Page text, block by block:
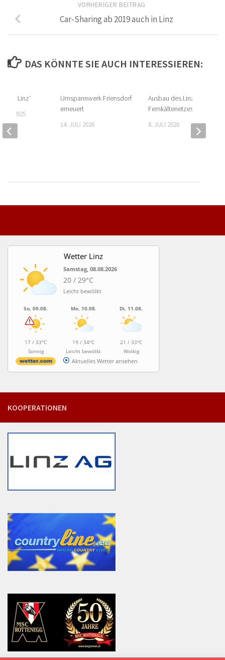
VORHERIGER BEITRAG
Car-Sharing ab 2019 auch in Linz
DAS KÖNNTE SIE AUCH INTERESSIEREN:
Umspannwerk Friensdorf
erneuert
14. JULI 2026
Ausbau des Linzer
Fernkältenetzes
8. JULI 2026
Linz‘
2025
Wetter Linz
Samstag, 08.08.2026
20 / 29°C
Leicht bewölkt
So, 09.08.
17 / 33°C
Sonnig
Mo, 10.08.
19 / 34°C
Leicht bewölkt
Di, 11.08.
21 / 33°C
Wolkig
Aktuelles Wetter ansehen
KOOPERATIONEN